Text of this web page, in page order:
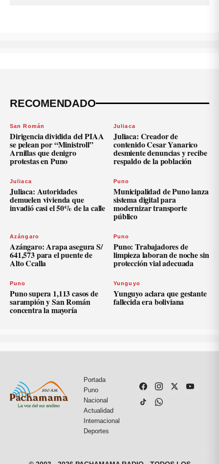
RECOMENDADO
San Román
Dirigencia dividida del PIAA
se pelean por “Ministroll”
Arnillas que denigro
protestas en Puno
Juliaca
Juliaca: Creador de
contenido Cesar Yanarico
desmiente denuncias y recibe
respaldo de la población
Juliaca
Juliaca: Autoridades
demuelen vivienda que
invadió casi el 50% de la calle
Puno
Municipalidad de Puno lanza
sistema digital para
modernizar transporte
público
Azángaro
Azángaro: Arapa asegura S/
641,573 para el puente de
Alto Ccalla
Puno
Puno: Trabajadores de
limpieza laboran de noche sin
protección vial adecuada
Puno
Puno supera 1,113 casos de
sarampión y San Román
concentra la mayoría
Yunguyo
Yunguyo aclara que gestante
fallecida era boliviana
Portada
Puno
Nacional
Actualidad
Internacional
Deportes